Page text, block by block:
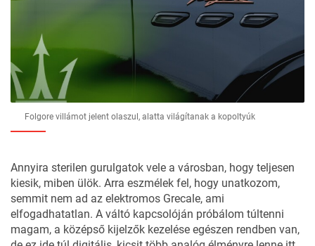
Folgore villámot jelent olaszul, alatta világítanak a kopoltyúk
Annyira sterilen gurulgatok vele a városban, hogy teljesen
kiesik, miben ülök. Arra eszmélek fel, hogy unatkozom,
semmit nem ad az elektromos Grecale, ami
elfogadhatatlan. A váltó kapcsolóján próbálom túltenni
magam, a középső kijelzők kezelése egészen rendben van,